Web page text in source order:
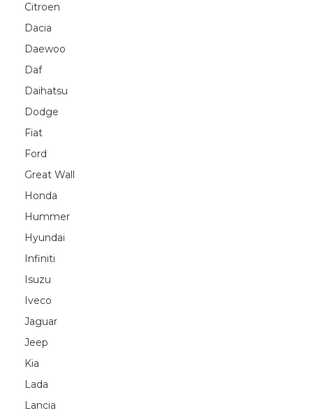
Citroen
Dacia
Daewoo
Daf
Daihatsu
Dodge
Fiat
Ford
Great Wall
Honda
Hummer
Hyundai
Infiniti
Isuzu
Iveco
Jaguar
Jeep
Kia
Lada
Lancia